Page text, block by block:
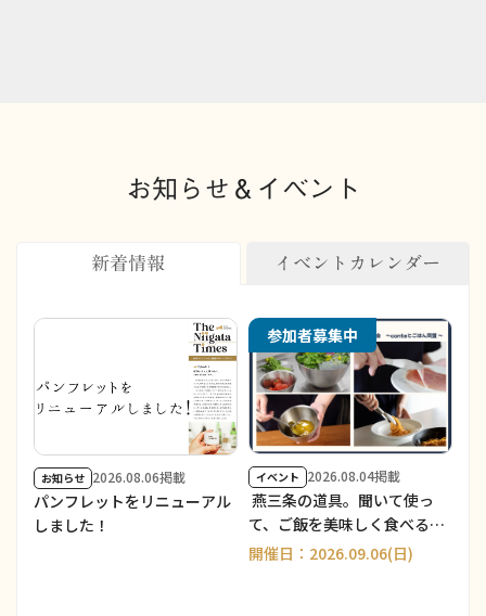
お知らせ＆イベント
新着情報 イベントカレンダー
お知らせ 2026.08.06掲載
パンフレットをリニューアル
しました！
参加者募集中
イベント 2026.08.04掲載
燕三条の道具。聞いて使っ
て、ご飯を美味しく食べる
会 ～ conte と ごはん同盟
開催日：2026.09.06(日)